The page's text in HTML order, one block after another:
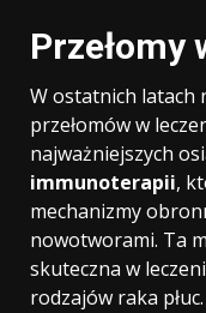
Przełomy
W ostatnich latach
przełomów w
najważniejszych
immunoterapii,
mechanizmy
nowotworami. Ta
skuteczna w
rodzajów raka płuc.